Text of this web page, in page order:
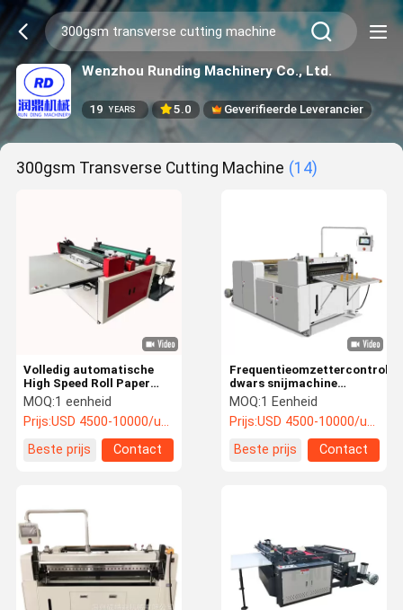
Wenzhou Runding Machinery Co., Ltd.
19 YEARS 5.0 Geverifieerde Leverancier
300gsm Transverse Cutting Machine (14)
Volledig automatische
High Speed Roll Paper
Transverse Cutting
Machine Snijdikte van 20-
300gm
MOQ:1 eenheid
Prijs:USD 4500-10000/unit
Beste prijs
Contact
Frequentieomzettercontrole
dwars snijmachine
Webpapier dwars
snijmachine
MOQ:1 Eenheid
Prijs:USD 4500-10000/unit
Beste prijs
Contact